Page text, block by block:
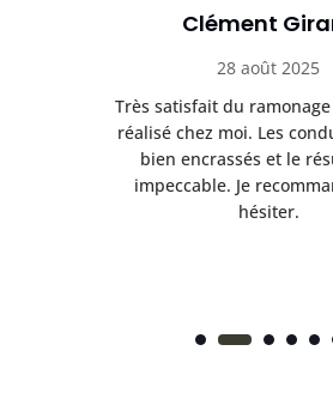
Clément
28 août 2025
Très satisfait du
réalisé chez moi. Les
bien encrassés et le
impeccable. Je
hésiter.